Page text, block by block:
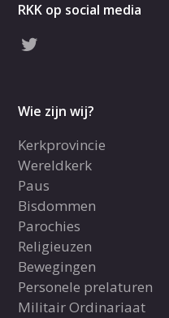
RKK op social media
Wie zijn wij?
Kerkprovincie
Wereldkerk
Paus
Bisdommen
Parochies
Religieuzen
Bewegingen
Personele prelaturen
Militair Ordinariaat